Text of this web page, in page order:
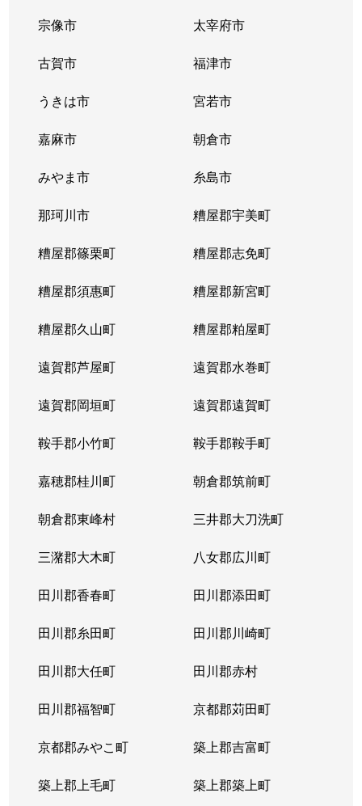
宗像市 太宰府市
古賀市 福津市
うきは市 宮若市
嘉麻市 朝倉市
みやま市 糸島市
那珂川市 糟屋郡宇美町
糟屋郡篠栗町 糟屋郡志免町
糟屋郡須惠町 糟屋郡新宮町
糟屋郡久山町 糟屋郡粕屋町
遠賀郡芦屋町 遠賀郡水巻町
遠賀郡岡垣町 遠賀郡遠賀町
鞍手郡小竹町 鞍手郡鞍手町
嘉穂郡桂川町 朝倉郡筑前町
朝倉郡東峰村 三井郡大刀洗町
三潴郡大木町 八女郡広川町
田川郡香春町 田川郡添田町
田川郡糸田町 田川郡川崎町
田川郡大任町 田川郡赤村
田川郡福智町 京都郡苅田町
京都郡みやこ町 築上郡吉富町
築上郡上毛町 築上郡築上町